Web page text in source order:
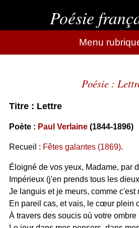
Poésie
Menu
Poésie :
Titre : Lettre
Poète : Paul Verlaine(1844-1896)
Recueil : Fêtes galantes (1869).
Éloigné de vos yeux, Madame, par
Impérieux (j'en prends tous les
Je languis et je meurs, comme c'est
En pareil cas, et vais, le cœur plein
À travers des soucis où votre ombre